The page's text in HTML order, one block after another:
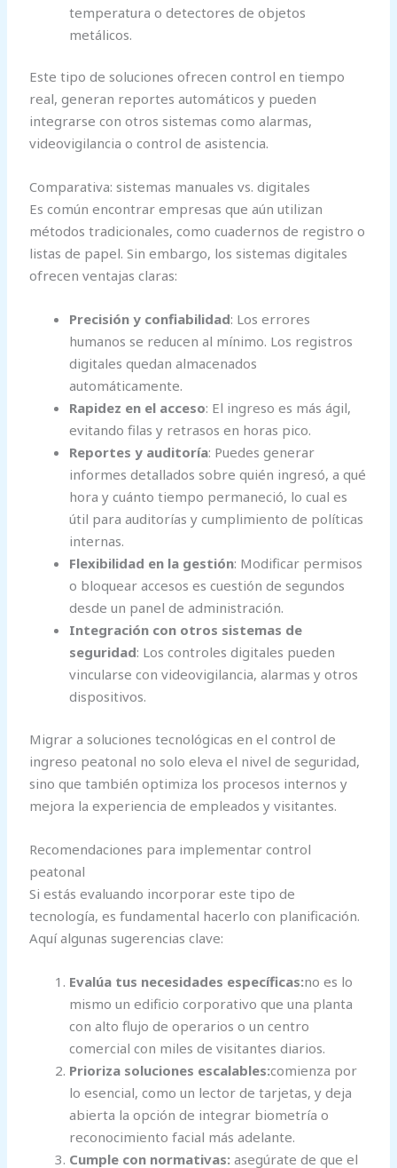
temperatura o detectores de objetos
metálicos.
Este tipo de soluciones ofrecen control en tiempo
real, generan reportes automáticos y pueden
integrarse con otros sistemas como alarmas,
videovigilancia o control de asistencia.
Comparativa: sistemas manuales vs. digitales
Es común encontrar empresas que aún utilizan
métodos tradicionales, como cuadernos de registro o
listas de papel. Sin embargo, los sistemas digitales
ofrecen ventajas claras:
Precisión y confiabilidad: Los errores
humanos se reducen al mínimo. Los registros
digitales quedan almacenados
automáticamente.
Rapidez en el acceso: El ingreso es más ágil,
evitando filas y retrasos en horas pico.
Reportes y auditoría: Puedes generar
informes detallados sobre quién ingresó, a qué
hora y cuánto tiempo permaneció, lo cual es
útil para auditorías y cumplimiento de políticas
internas.
Flexibilidad en la gestión: Modificar permisos
o bloquear accesos es cuestión de segundos
desde un panel de administración.
Integración con otros sistemas de
seguridad: Los controles digitales pueden
vincularse con videovigilancia, alarmas y otros
dispositivos.
Migrar a soluciones tecnológicas en el control de
ingreso peatonal no solo eleva el nivel de seguridad,
sino que también optimiza los procesos internos y
mejora la experiencia de empleados y visitantes.
Recomendaciones para implementar control
peatonal
Si estás evaluando incorporar este tipo de
tecnología, es fundamental hacerlo con planificación.
Aquí algunas sugerencias clave:
Evalúa tus necesidades específicas:no es lo
mismo un edificio corporativo que una planta
con alto flujo de operarios o un centro
comercial con miles de visitantes diarios.
Prioriza soluciones escalables:comienza por
lo esencial, como un lector de tarjetas, y deja
abierta la opción de integrar biometría o
reconocimiento facial más adelante.
Cumple con normativas: asegúrate de que el